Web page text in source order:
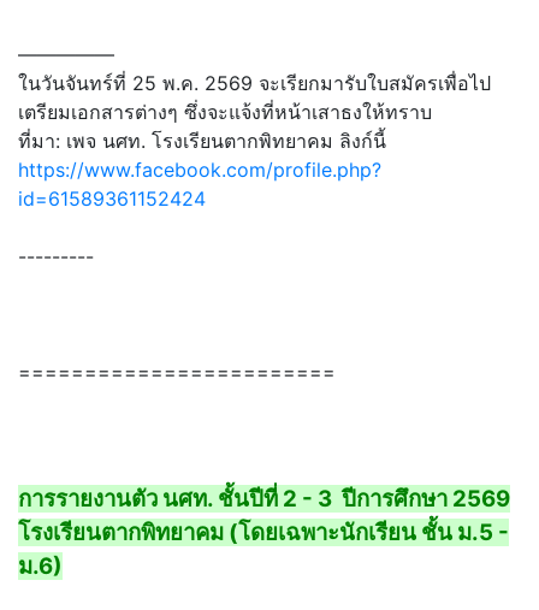
—————
ในวันจันทร์ที่ 25 พ.ค. 2569 จะเรียกมารับใบสมัครเพื่อไป
เตรียมเอกสารต่างๆ ซึ่งจะแจ้งที่หน้าเสาธงให้ทราบ
ที่มา: เพจ นศท. โรงเรียนตากพิทยาคม ลิงก์นี้
https://www.facebook.com/profile.php?
id=61589361152424
---------
========================
การรายงานตัว นศท. ชั้นปีที่ 2 - 3 ปีการศึกษา 2569
โรงเรียนตากพิทยาคม (โดยเฉพาะนักเรียน ชั้น ม.5 -
ม.6)